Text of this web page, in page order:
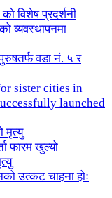
को विशेष प्रदर्शनी
व्यवस्थापनमा
वडा नं. ५ र
sister cities in
launched
मृत्यु
फारम खुल्यो
उत्कट चाहना होः